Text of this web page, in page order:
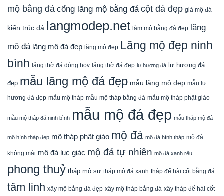
mộ bằng đá cổng lăng mộ bằng đá cột đá đẹp giá mộ đá
kiến trúc đá langmodep.net làm mộ bằng đá đẹp lăng
mộ đá lăng mộ đá đẹp lăng mộ đẹp Lăng mộ đẹp ninh
bình lăng thờ đá dòng họv lăng thờ đá đẹp lư hương đá lư hương đá
đẹp mẫu lăng mộ đá đẹp mẫu lăng mộ đẹp mẫu lư
hương đá đẹp mẫu mộ tháp mẫu mộ tháp bằng đá mẫu mộ tháp phật giáo
mẫu mộ tháp đá ninh bình mẫu mộ đá đẹp mẫu tháp mộ đá
mộ hình tháp đẹp mộ tháp phật giáo mộ đá mộ đá hình tháp mộ đá
không mái mộ đá lục giác mộ đá tự nhiên mộ đá xanh rêu
phong thuỷ tháp mộ sư tháp mộ đá xanh tháp để hài cốt bằng đá
tâm linh xây mộ bằng đá đẹp xây mộ tháp bằng đá xây tháp để hài cốt